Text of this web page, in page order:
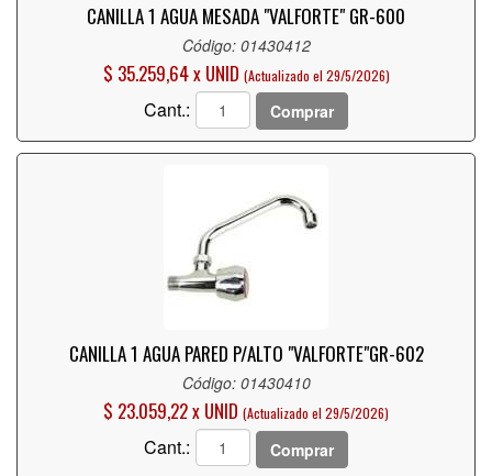
CANILLA 1 AGUA MESADA "VALFORTE" GR-600
Código: 01430412
$ 35.259,64 x UNID (Actualizado el 29/5/2026)
Cant.: Comprar
CANILLA 1 AGUA PARED P/ALTO "VALFORTE"GR-602
Código: 01430410
$ 23.059,22 x UNID (Actualizado el 29/5/2026)
Cant.: Comprar